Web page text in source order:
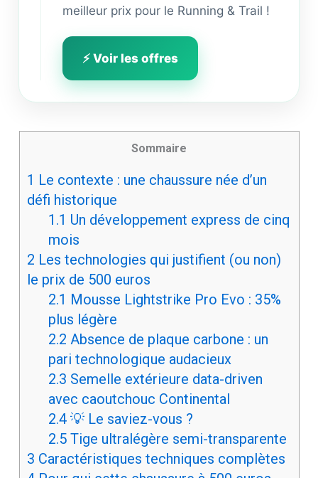
meilleur prix pour le Running & Trail !
⚡ Voir les offres
Sommaire
1 Le contexte : une chaussure née d’un
défi historique
1.1 Un développement express de cinq
mois
2 Les technologies qui justifient (ou non)
le prix de 500 euros
2.1 Mousse Lightstrike Pro Evo : 35%
plus légère
2.2 Absence de plaque carbone : un
pari technologique audacieux
2.3 Semelle extérieure data-driven
avec caoutchouc Continental
2.4💡 Le saviez-vous ?
2.5Tige ultralégère semi-transparente
3 Caractéristiques techniques complètes